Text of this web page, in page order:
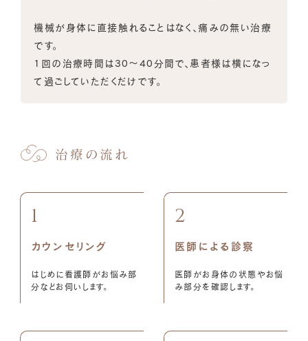
機械が身体に直接触れることはなく、痛みの無い治療
です。
1回の治療時間は30～40分間で、患者様は横になっ
て過ごしていただくだけです。
治療の流れ
1
カウンセリング
はじめに看護師がお悩み部
分などお伺いします。
2
医師による診察
医師がお身体の状態やお悩
み部分を確認します。